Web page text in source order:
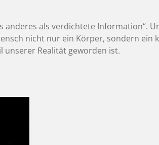
anderes als verdichtete Information“.
nicht nur ein Körper, sondern ein
unserer Realität geworden ist.